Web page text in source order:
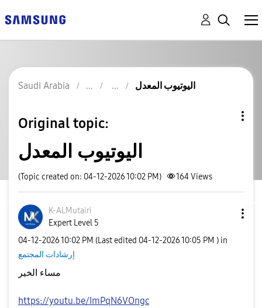
Saudi Arabia اليوتيوب المعدل
Original topic:
اليوتيوب المعدل
(Topic created on: 04-12-2026 10:02 PM) 164Views
K-ALMutairi
Expert Level 5
‎04-12-202610:02 PM (Last edited ‎04-12-202610:05 PM ) in
إرشادات المجتمع
https://youtu.be/ImPqN6VOngc